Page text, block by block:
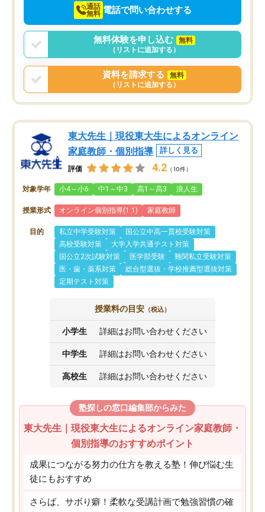
通話
無料 電話で問い合わせする
無料体験を申し込む
無料
（リストに追加する）
資料を請求する
無料
（リストに追加する）
東大先生｜現役東大生によるオンライン
家庭教師・個別指導
詳しく見る
評価 4.2 （10件）
対象学年 小4～小6 中1～中3 高1～高3 浪人生
授業形式 オンライン個別指導(1:1) 家庭教師
目的 私立中学受験対策
国公立中高一貫校受験対策
高校受験対策
大学入学共通テスト対策
国公立2次試験対策
医学部受験
難関私立受験対策
医・歯・薬系対策
総合型選抜・学校推薦型選抜対策
定期テスト対策
授業料の目安 （税込）
小学生 詳細はお問い合わせください
中学生 詳細はお問い合わせください
高校生 詳細はお問い合わせください
塾探しの窓口編集部からみた
東大先生｜現役東大生によるオンライン家庭教師・
個別指導のおすすめポイント
成果につながる努力の仕方を教える塾！伸び悩む生
徒にもおすすめ
さらば、サボり癖！柔軟な受講計画で勉強習慣の確